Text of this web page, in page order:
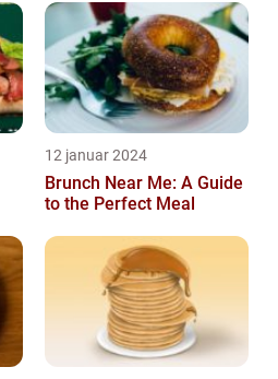
verden
12 januar 2024
Brunch Near Me: A Guide
to the Perfect Meal